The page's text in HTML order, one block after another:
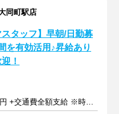
同町駅店
スタッフ】早朝/日勤募
を有効活用♪昇給あり
！
時給1140円～1440円 +交通費全額支給 ※時間帯手当含む